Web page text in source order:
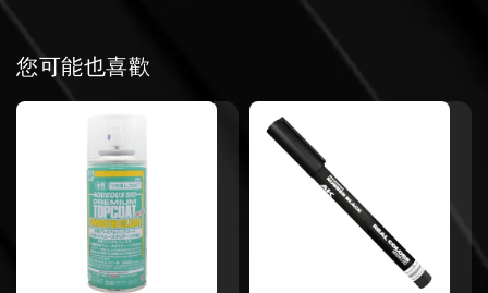
您可能也喜歡